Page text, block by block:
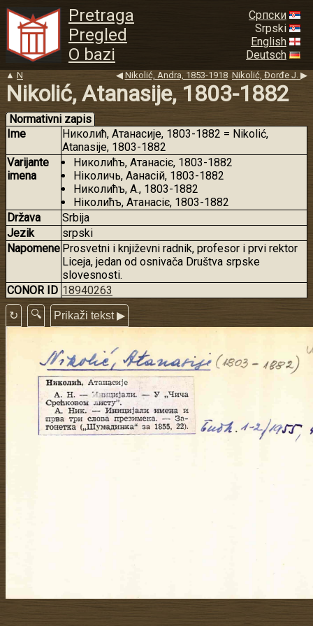
Pretraga
Pregled
O bazi
Српски
Srpski
English
Deutsch
▲ N ◀ Nikolić, Andra, 1853-1918 Nikolić, Đorđe J. ▶
Nikolić, Atanasije, 1803-1882
Normativni zapis
Ime
Николић, Атанасије, 1803-1882 = Nikolić,
Atanasije, 1803-1882
Varijante
imena
Николићъ, Атанасiє, 1803-1882
Нiколичь, Аөанасiй, 1803-1882
Николићъ, A., 1803-1882
Нiколићъ, Атанасiє, 1803-1882
Država
Srbija
Jezik
srpski
Napomene Prosvetni i književni radnik, profesor i prvi rektor
Liceja, jedan od osnivača Društva srpske
slovesnosti.
CONOR ID 18940263